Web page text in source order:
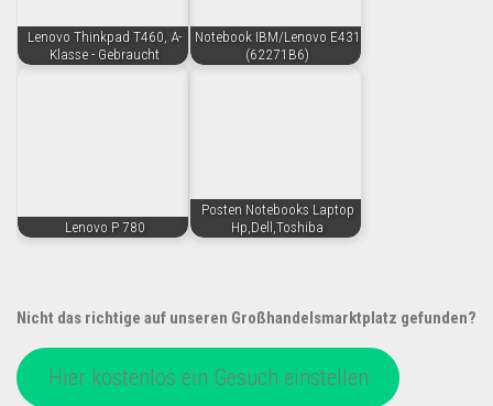
Lenovo Thinkpad T460, A-
Klasse - Gebraucht
Notebook IBM/Lenovo E431
(62271B6)
Lenovo P 780
Posten Notebooks Laptop
Hp,Dell,Toshiba
Nicht das richtige auf unseren Großhandelsmarktplatz gefunden?
Hier kostenlos ein Gesuch einstellen